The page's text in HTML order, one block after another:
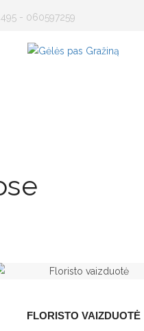
- 060597259
FLORISTO VAIZDUOTĖ